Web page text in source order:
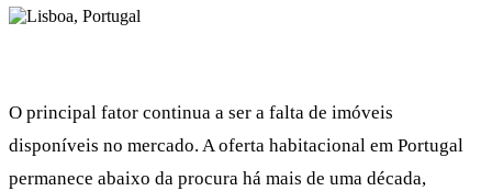
O principal fator continua a ser a falta de imóveis
disponíveis no mercado. A oferta habitacional em Portugal
permanece abaixo da procura há mais de uma década,